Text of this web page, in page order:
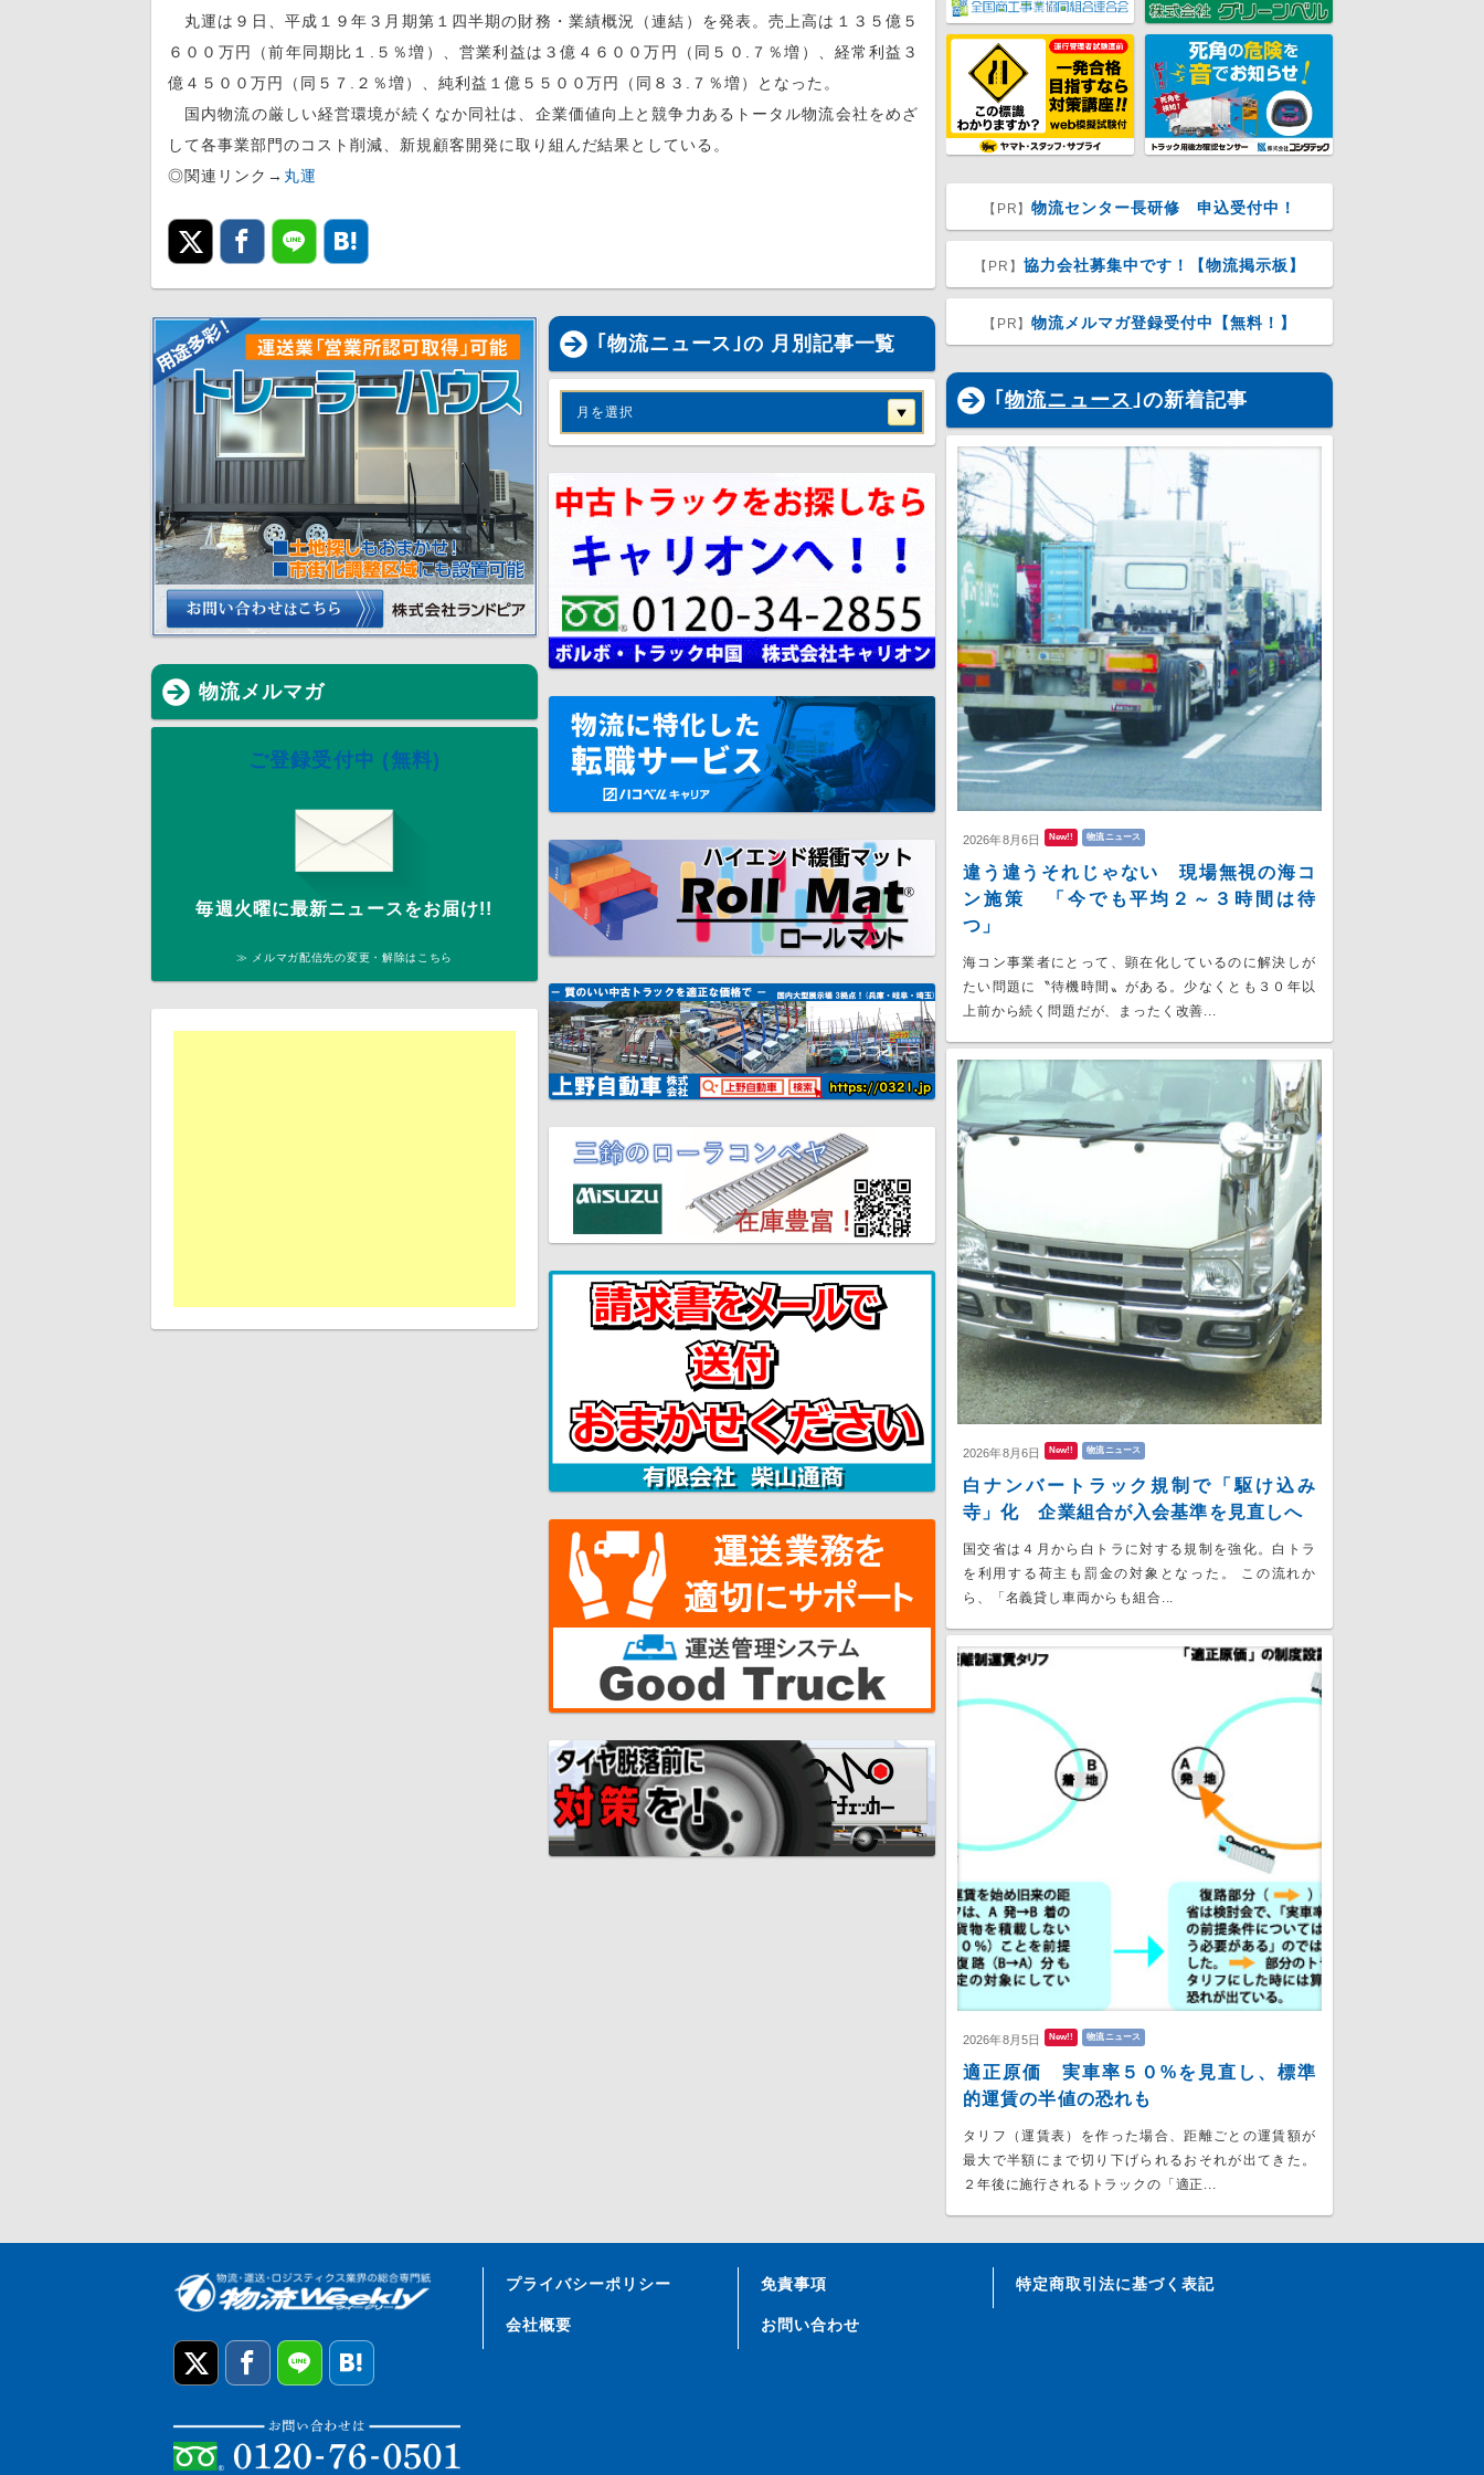
丸運は９日、平成１９年３月期第１四半期の財務・業績概況（連結）を発表。売上高は１３５億５
６００万円（前年同期比１.５％増）、営業利益は３億４６００万円（同５０.７％増）、経常利益３
億４５００万円（同５７.２％増）、純利益１億５５００万円（同８３.７％増）となった。
国内物流の厳しい経営環境が続くなか同社は、企業価値向上と競争力あるトータル物流会社をめざ
して各事業部門のコスト削減、新規顧客開発に取り組んだ結果としている。
◎関連リンク→ 丸運
【PR】物流センター長研修 申込受付中！
【PR】 協力会社募集中です！【物流掲示板】
【PR】物流メルマガ登録受付中【無料！】
｢物流ニュース｣の 月別記事一覧
月を選択
｢ 物流ニュース ｣の新着記事
2026年8月6日 New!! 物流ニュース
違う違うそれじゃない 現場無視の海コ
ン施策 「今でも平均２～３時間は待
つ」
海コン事業者にとって、顕在化しているのに解決しが
たい問題に〝待機時間〟がある。少なくとも３０年以
上前から続く問題だが、まったく改善...
2026年8月6日 New!! 物流ニュース
白ナンバートラック規制で「駆け込み
寺」化 企業組合が入会基準を見直しへ
国交省は４月から白トラに対する規制を強化。白トラ
を利用する荷主も罰金の対象となった。 この流れか
ら、「名義貸し車両からも組合...
2026年8月5日 New!! 物流ニュース
適正原価 実車率５０%を見直し、標準
的運賃の半値の恐れも
タリフ（運賃表）を作った場合、距離ごとの運賃額が
最大で半額にまで切り下げられるおそれが出てきた。
２年後に施行されるトラックの「適正...
物流メルマガ
ご登録受付中 (無料)
毎週火曜に最新ニュースをお届け!!
≫ メルマガ配信先の変更・解除はこちら
プライバシーポリシー 免責事項 特定商取引法に基づく表記
会社概要 お問い合わせ